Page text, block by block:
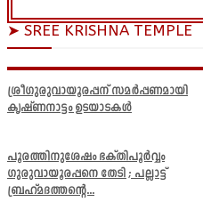
➤ SREE KRISHNA TEMPLE
ശ്രീഗുരുവായൂരപ്പന് സമർപ്പണമായി
കൃഷ്ണനാട്ടം ഉടയാടകൾ
പൂരത്തിനുശേഷം ഭക്തിപൂർവ്വം
ഗുരുവായൂരപ്പനെ തേടി ; പല്ലാട്ട്
ബ്രഹ്മദത്തന്റെ...